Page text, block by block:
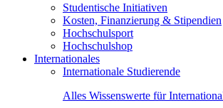
Studentische Initiativen
Kosten, Finanzierung & Stipendien
Hochschulsport
Hochschulshop
Internationales
Internationale Studierende
Alles Wissenswerte für